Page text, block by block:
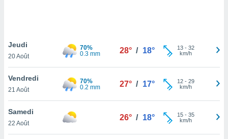
pas
de
à
cas,
que
Jeudi
20 Août
70%
0.3 mm
28° / 18° 13- 32
km/h
Vendredi
21 Août
70%
0.2 mm
27° / 17° 12- 29
km/h
Samedi
22 Août
26° / 18° 15- 35
km/h